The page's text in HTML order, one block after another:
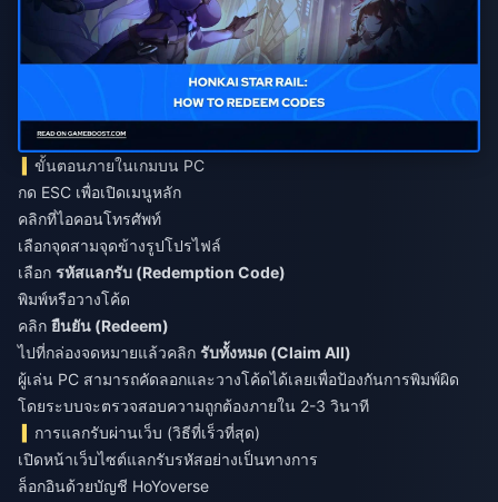
ขั้นตอนภายในเกมบน PC
กด ESC เพื่อเปิดเมนูหลัก
คลิกที่ไอคอนโทรศัพท์
เลือกจุดสามจุดข้างรูปโปรไฟล์
เลือก รหัสแลกรับ (Redemption Code)
พิมพ์หรือวางโค้ด
คลิก ยืนยัน (Redeem)
ไปที่กล่องจดหมายแล้วคลิก รับทั้งหมด (Claim All)
ผู้เล่น PC สามารถคัดลอกและวางโค้ดได้เลยเพื่อป้องกันการพิมพ์ผิด
โดยระบบจะตรวจสอบความถูกต้องภายใน 2-3 วินาที
การแลกรับผ่านเว็บ (วิธีที่เร็วที่สุด)
เปิดหน้าเว็บไซต์แลกรับรหัสอย่างเป็นทางการ
ล็อกอินด้วยบัญชี HoYoverse